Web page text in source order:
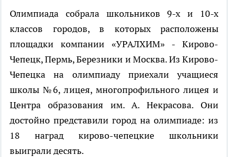
Олимпиада собрала школьников 9-х и 10-х
классов городов, в которых расположены
площадки компании «УРАЛХИМ» - Кирово-
Чепецк, Пермь, Березники и Москва. Из Кирово-
Чепецка на олимпиаду приехали учащиеся
школы №6, лицея, многопрофильного лицея и
Центра образования им. А. Некрасова. Они
достойно представили город на олимпиаде: из
18 наград кирово-чепецкие школьники
выиграли десять.